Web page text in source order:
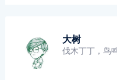
大树
伐木丁丁，鸟